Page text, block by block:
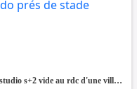
un studio s+2 vide au rdc d'une villa a louer situé a bardo prés de stade